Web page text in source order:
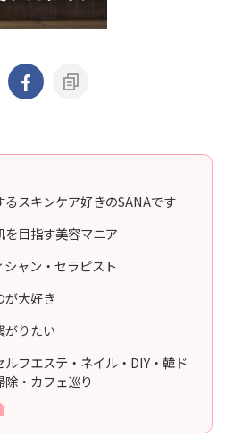
るスキンケア好きのSANAです
を目指す美容マニア
シャン・セラピスト
が大好き
がりたい
ルフエステ・ネイル・DIY・韓ド
除・カフェ巡り